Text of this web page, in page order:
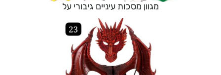
מגוון מסכות עיניים גיבורי על